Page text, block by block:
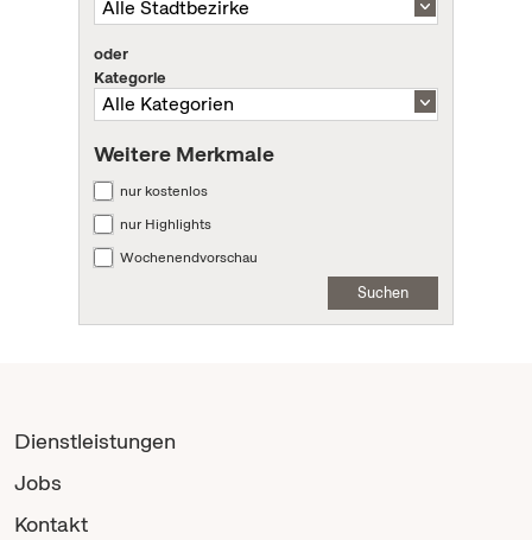
oder
Kategorie
Weitere Merkmale
nur kostenlos
nur Highlights
Wochenendvorschau
Suchen
Dienstleistungen
Jobs
Kontakt